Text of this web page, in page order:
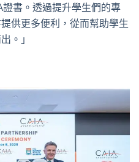
書。透過提升學生們的專
供更多便利，從而幫助學生
。」